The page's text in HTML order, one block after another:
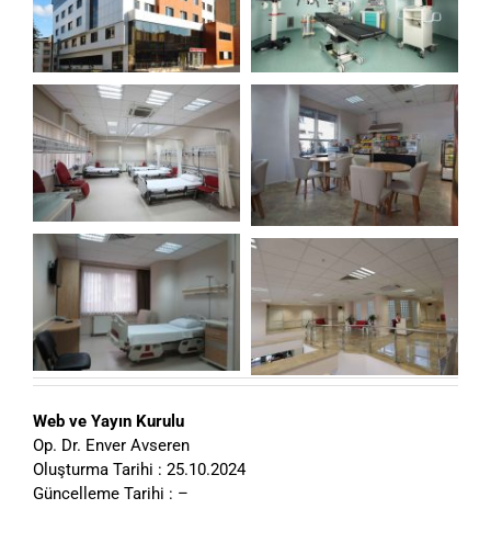
Web ve Yayın Kurulu
Op. Dr. Enver Avseren
Oluşturma Tarihi : 25.10.2024
Güncelleme Tarihi : –